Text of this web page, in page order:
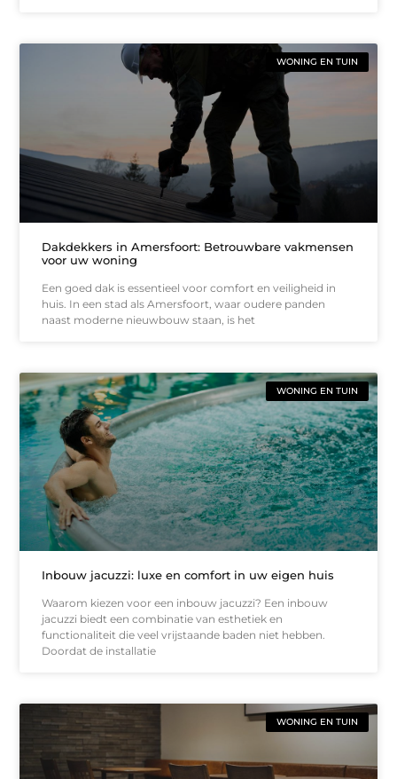
WONING EN TUIN
Dakdekkers in Amersfoort: Betrouwbare vakmensen
voor uw woning
Een goed dak is essentieel voor comfort en veiligheid in
huis. In een stad als Amersfoort, waar oudere panden
naast moderne nieuwbouw staan, is het
WONING EN TUIN
Inbouw jacuzzi: luxe en comfort in uw eigen huis
Waarom kiezen voor een inbouw jacuzzi? Een inbouw
jacuzzi biedt een combinatie van esthetiek en
functionaliteit die veel vrijstaande baden niet hebben.
Doordat de installatie
WONING EN TUIN